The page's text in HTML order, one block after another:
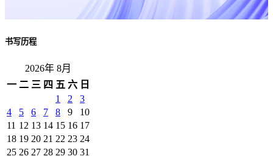
书写历程
2026年 8月
一 二 三 四 五 六 日
1
2
3
4
5 6 7 8 9
10
11 12 13 14 15 16 17
18 19 20 21 22 23 24
25 26 27 28 29 30 31